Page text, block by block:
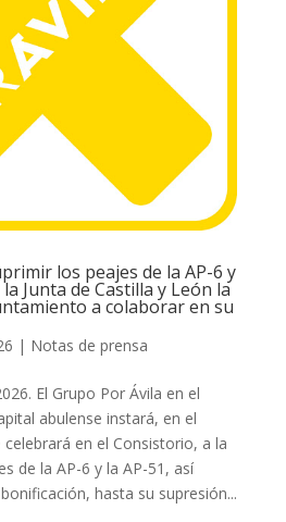
los peajes de la AP-6 y
Junta de Castilla y León la
a colaborar en su
| Notas de prensa
El Grupo Por Ávila en el
abulense instará, en el
en el Consistorio, a la
de la AP-6 y la AP-51, así
hasta su supresión...